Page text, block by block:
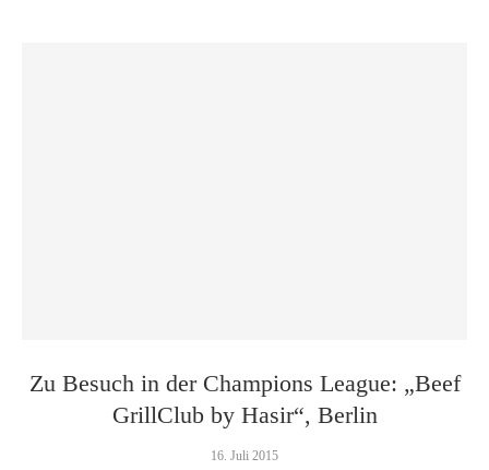
Zu Besuch in der Champions League: „Beef
GrillClub by Hasir“, Berlin
16. Juli 2015